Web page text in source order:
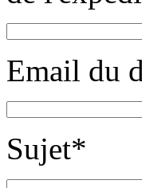
Email du
Sujet*